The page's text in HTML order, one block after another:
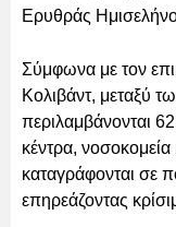
Ερυθράς
Σύμφωνα με τον
Κολιβάντ, μεταξύ
περιλαμβάνονται
κέντρα, νοσοκομεία
καταγράφονται σε
επηρεάζοντας